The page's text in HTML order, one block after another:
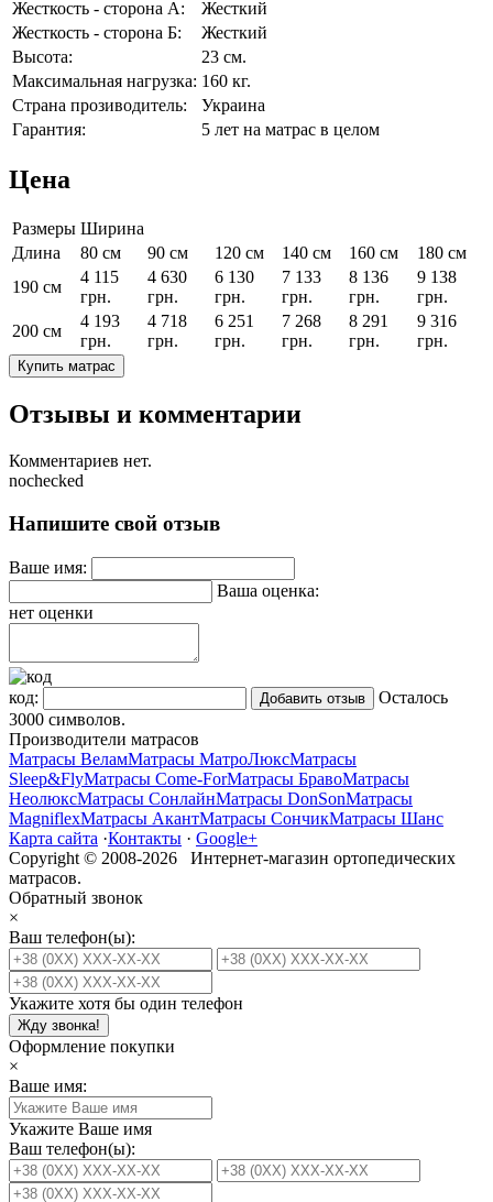
Жесткость - сторона А:
Жесткий
Жесткость - сторона Б:
Жесткий
Высота:
23 см.
Максимальная нагрузка: 160 кг.
Страна прозиводитель:
Украина
Гарантия:
5 лет на матрас в целом
Цена
Размеры Ширина
Длина
80 см 90 см 120 см 140 см 160 см
180 см
190 см
4 115
грн.
4 630
грн.
6 130
грн.
7 133
грн.
8 136
грн.
9 138
грн.
200 см
4 193
грн.
4 718
грн.
6 251
грн.
7 268
грн.
8 291
грн.
9 316
грн.
Купить матрас
Отзывы и комментарии
Комментариев нет.
nochecked
Напишите свой отзыв
Ваше имя:
Ваша оценка:
нет оценки
код:
Осталось
3000 символов.
Производители матрасов
Матрасы ВеламМатрасы МатроЛюксМатрасы
Sleep&FlyМатрасы Come-ForМатрасы БравоМатрасы
НеолюксМатрасы СонлайнМатрасы DonSonМатрасы
MagniflexМатрасы АкантМатрасы СончикМатрасы Шанс
Карта сайта ·Контакты · Google+
Copyright © 2008-2026 Интернет-магазин ортопедических
матрасов.
Обратный звонок
×
Ваш телефон(ы):
Укажите хотя бы один телефон
Жду звонка!
Оформление покупки
×
Ваше имя:
Укажите Ваше имя
Ваш телефон(ы):